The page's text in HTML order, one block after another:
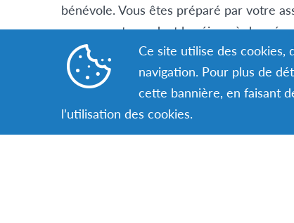
bénévole. Vous êtes préparé par votre
prenez part, pendant le séjour, à des
bénévoles AFS dans le pays d’accueil.
Sachez qu’il y a des
Ce site utilise des
navigation. Pour plus de
cette bannière, en faisant
l’utilisation des cookies.